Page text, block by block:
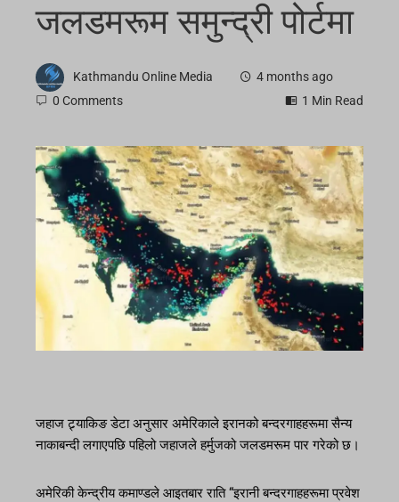
जलडमरूम समुन्द्री पोर्टमा
Kathmandu Online Media
4 months ago
0 Comments
1 Min Read
जहाज ट्र्याकिङ डेटा अनुसार अमेरिकाले इरानको बन्दरगाहहरूमा सैन्य
नाकाबन्दी लगाएपछि पहिलो जहाजले हर्मुजको जलडमरूम पार गरेको छ।
अमेरिकी केन्द्रीय कमाण्डले आइतबार राति “इरानी बन्दरगाहहरूमा प्रवेश